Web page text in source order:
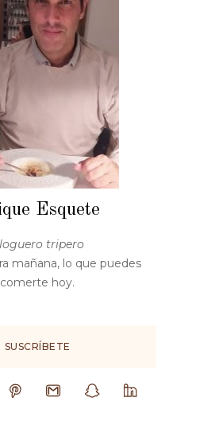
Esquete
tripero
mañana, lo que puedes
comerte hoy.
SUSCRÍBETE